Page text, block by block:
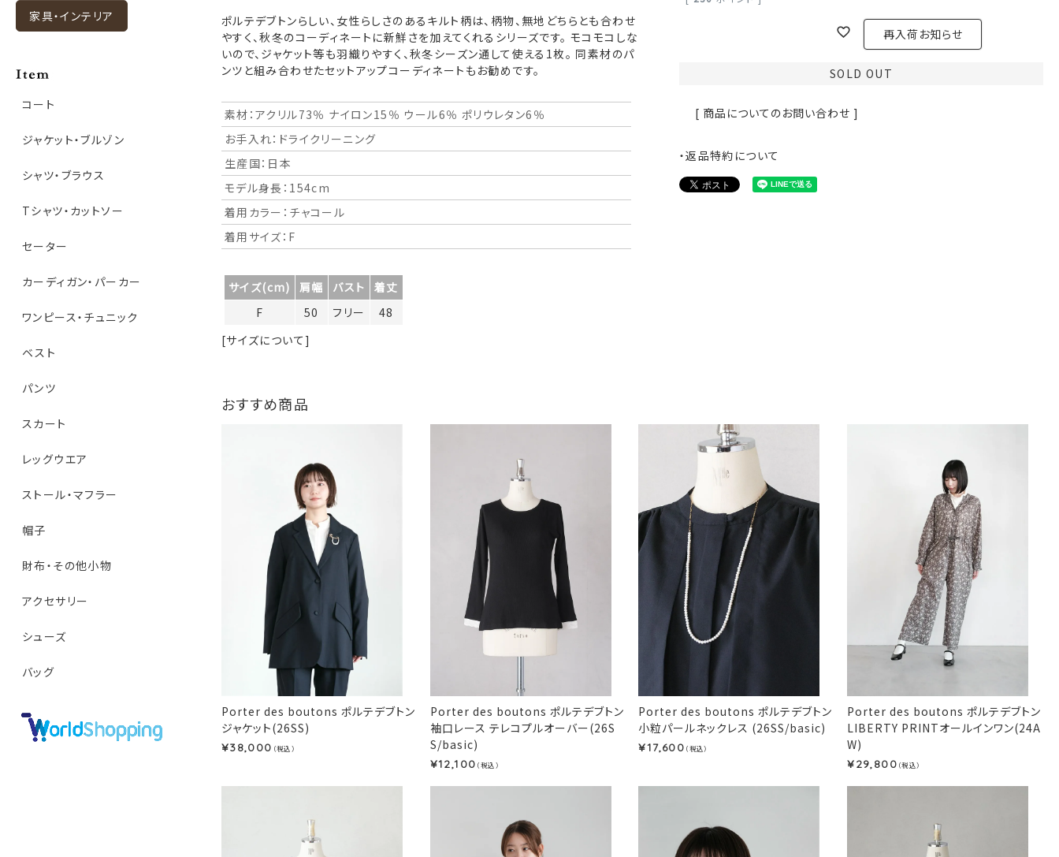
家具・インテリア
コート
ジャケット・ブルゾン
シャツ・ブラウス
Tシャツ・カットソー
セーター
カーディガン・パーカー
ワンピース・チュニック
ベスト
パンツ
スカート
レッグウエア
ストール・マフラー
帽子
財布・その他小物
アクセサリー
シューズ
バッグ
ポルテデブトンらしい、女性らしさのあるキルト柄は、柄物、無地どちらとも合わせ
やすく、秋冬のコーディネートに新鮮さを加えてくれるシリーズです。 モコモコしな
いので、ジャケット等も羽織りやすく、秋冬シーズン通して使える1枚。 同素材のパ
ンツと組み合わせたセットアップコーディネートもお勧めです。
素材：アクリル73％ ナイロン15％ ウール6％ ポリウレタン6％
お手入れ：ドライクリーニング
生産国：日本
モデル身長：154cm
着用カラー：チャコール
着用サイズ：F
サイズ(cm) 肩幅 バスト
着丈
F
50 フリー
48
[サイズについて]
再入荷お知らせ
SOLD OUT
[ 商品についてのお問い合わせ ]
・返品特約について
おすすめ商品
Porter des boutons ポルテデブトン
ジャケット(26SS)
¥38,000 （税込）
Porter des boutons ポルテデブトン
袖口レース テレコプルオーバー(26S
S/basic)
¥12,100 （税込）
Porter des boutons ポルテデブトン
小粒パールネックレス (26SS/basic)
¥17,600 （税込）
Porter des boutons ポルテデブトン
LIBERTY PRINTオールインワン(24A
W)
¥ 29,800 （税込）